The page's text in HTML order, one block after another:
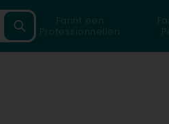
Fannt een
Professionnellen